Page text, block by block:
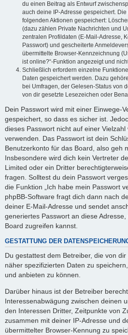
du einen Beitrag als Entwurf
auch deine IP-Adresse gespeichert.
folgenden Aktionen gespeichert:
(dazu zählen Private Nachrichten und
zentralen Profildaten (E-Mail-Adresse,
Passwort) und gescheiterte
übermittelte Browser-Kennzeichnung
ist online?“-Funktion angezeigt und
Schließlich erfordern einzelne
Daten gespeichert werden. Dazu
bei Umfragen, der Gelesen-Status von
von dir gesetzte Lesezeichen oder
Dein Passwort wird mit einer Einwege-
gespeichert, so dass es sicher ist.
dieses Passwort nicht auf einer Vielzahl
verwenden. Das Passwort ist dein
Benutzerkonto für das Board, also geh
Insbesondere wird dich kein Vertreter
Limited oder ein Dritter
fragen. Solltest du dein Passwort
die Funktion „Ich habe mein Passwort
phpBB-Software fragt dich dann nach
deiner E-Mail-Adresse und sendet
generiertes Passwort an diese
Board zugreifen kannst.
GESTATTUNG DER
Du gestattest dem Betreiber, die von
näher spezifizierten Daten zu
und anbieten zu können.
Darüber hinaus ist der Betreiber
Interessenabwägung zwischen deinen
den Interessen Dritter, Zeitpunkte von
zusammen mit deiner IP-Adresse und
übermittelter Browser-Kennung zu